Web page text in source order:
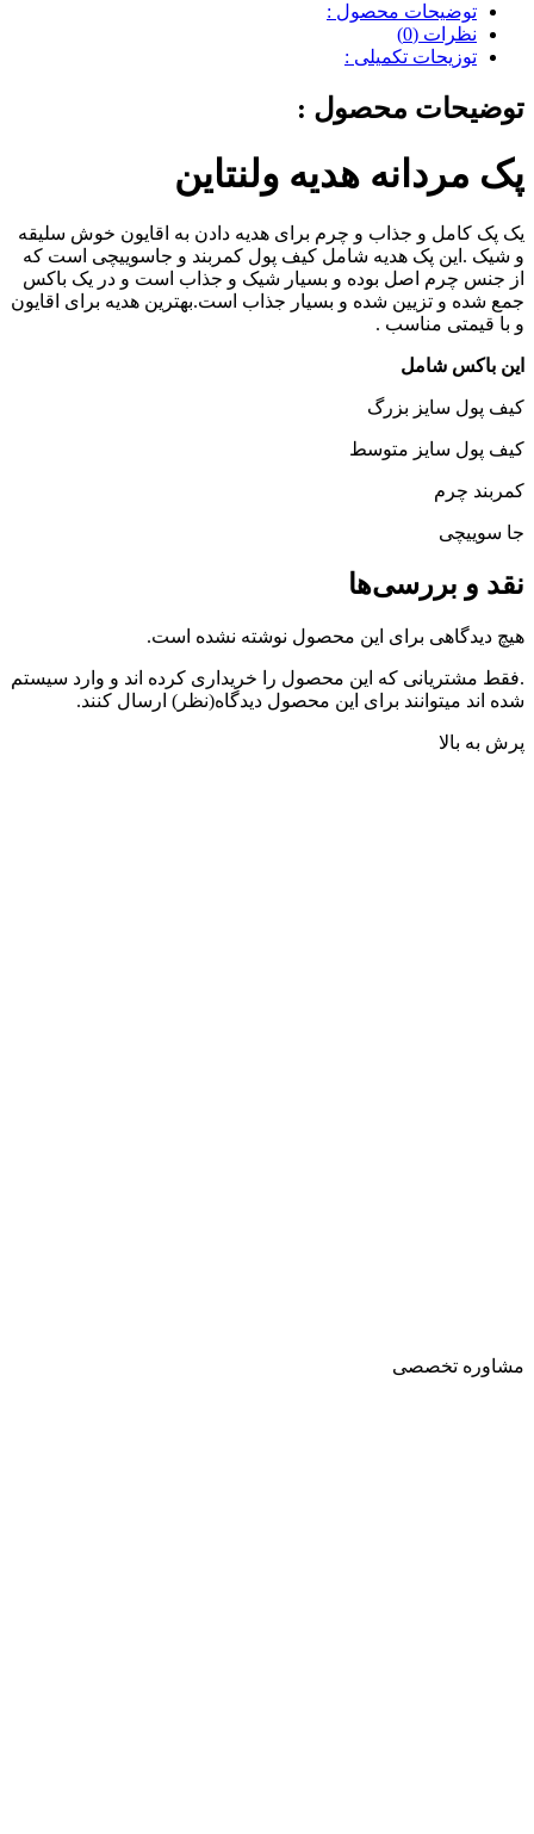
توضیحات محصول :
نظرات (0)
توزیحات تکمیلی :
توضیحات محصول :
پک مردانه هدیه ولنتاین
یک پک کامل و جذاب و چرم برای هدیه دادن به اقایون خوش سلیقه
و شیک .این پک هدیه شامل کیف پول کمربند و جاسوییچی است که
از جنس چرم اصل بوده و بسیار شیک و جذاب است و در یک باکس
جمع شده و تزیین شده و بسیار جذاب است.بهترین هدیه برای اقایون
و با قیمتی مناسب .
این باکس شامل
کیف پول سایز بزرگ
کیف پول سایز متوسط
کمربند چرم
جا سوییچی
نقد و بررسی‌ها
هیچ دیدگاهی برای این محصول نوشته نشده است.
.فقط مشتریانی که این محصول را خریداری کرده اند و وارد سیستم
شده اند میتوانند برای این محصول دیدگاه(نظر) ارسال کنند.
پرش به بالا
مشاوره تخصصی